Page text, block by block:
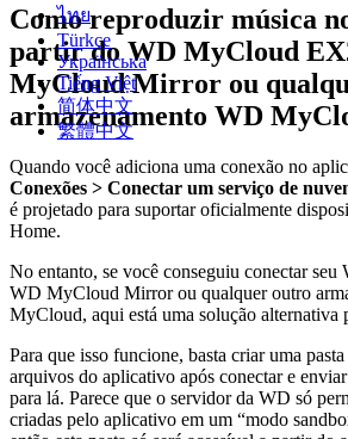
ไทย
Türkçe
Українська
Tiếng Việt
简体中文
繁體中文
Como reproduzir música
partir do WD MyCloud
MyCloud Mirror ou
armazenamento WD
Quando você adiciona uma conexão no
Conexões > Conectar um serviço de
é projetado para suportar oficialmente
Home.
No entanto, se você conseguiu conectar
WD MyCloud Mirror ou qualquer outro
MyCloud, aqui está uma solução alternativa
Para que isso funcione, basta criar uma
arquivos do aplicativo após conectar e
para lá. Parece que o servidor da WD só
criadas pelo aplicativo em um “modo